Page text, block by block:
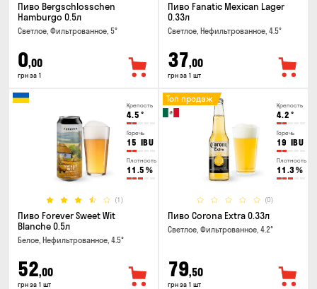
Пиво Bergschlosschen
Hamburgo 0.5л
Светлое, Фильтрованное, 5°
0,00
грн за 1
Пиво Fanatic Mexican Lager
0.33л
Светлое, Нефильтрованное, 4.5°
37,00
грн за 1 шт
Крепость
4.5 °
Горечь
15 IBU
Плотность
11.5 %
(1)
Пиво Forever Sweet Wit
Blanche 0.5л
Белое, Нефильтрованное, 4.5°
52,00
грн за 1 шт
Крепость
4.2 °
Горечь
19 IBU
Плотность
11.3%
(0)
Топ продаж
Пиво Corona Extra 0.33л
Светлое, Фильтрованное, 4.2°
79,50
грн за 1 шт